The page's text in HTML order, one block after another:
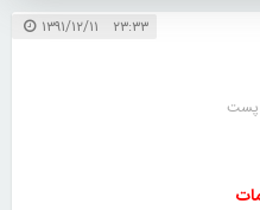
۲۳:۳۳ ۱۳۹۱/۱۲/۱۱